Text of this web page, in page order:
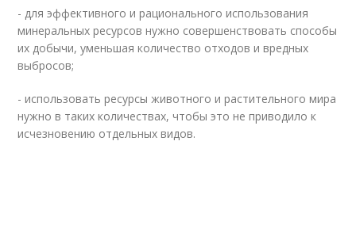
- для эффективного и рационального использования
минеральных ресурсов нужно совершенствовать способы
их добычи, уменьшая количество отходов и вредных
выбросов;
- использовать ресурсы животного и растительного мира
нужно в таких количествах, чтобы это не приводило к
исчезновению отдельных видов.